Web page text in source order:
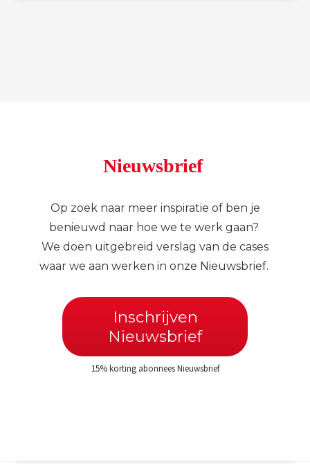
Nieuwsbrief
Op zoek naar meer inspiratie of ben je
benieuwd naar hoe we te werk gaan?
We doen uitgebreid verslag van de cases
waar we aan werken in onze Nieuwsbrief.
Inschrijven
Nieuwsbrief
15% korting abonnees Nieuwsbrief